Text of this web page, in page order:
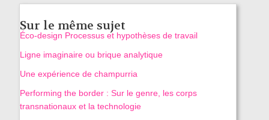
Sur le même sujet
Éco-design Processus et hypothèses de travail
Ligne imaginaire ou brique analytique
Une expérience de champurria
Performing the border : Sur le genre, les corps
transnationaux et la technologie